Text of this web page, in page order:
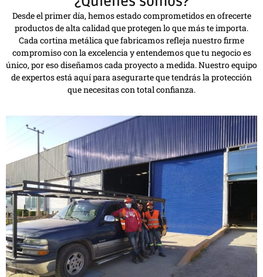
Desde el primer día, hemos estado comprometidos en ofrecerte
productos de alta calidad que protegen lo que más te importa.
Cada cortina metálica que fabricamos refleja nuestro firme
compromiso con la excelencia y entendemos que tu negocio es
único, por eso diseñamos cada proyecto a medida. Nuestro equipo
de expertos está aquí para asegurarte que tendrás la protección
que necesitas con total confianza.